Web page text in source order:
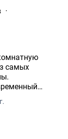
·
самых